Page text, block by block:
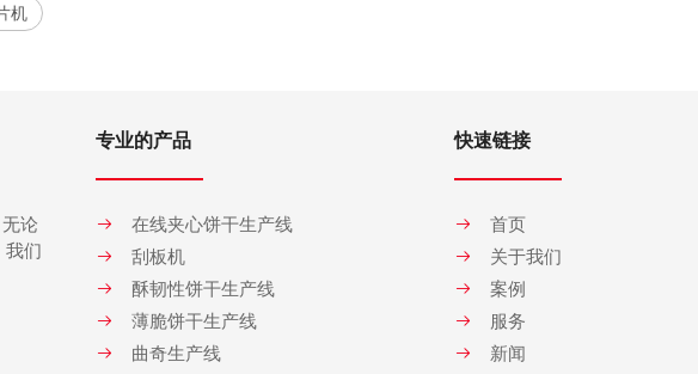
机
论
我们
专业的产品
在线夹心饼干生产线
刮板机
酥韧性饼干生产线
薄脆饼干生产线
曲奇生产线
快速链接
首页
关于我们
案例
服务
新闻